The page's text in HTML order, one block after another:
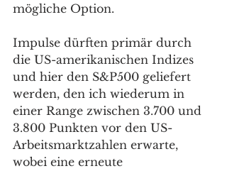
mögliche Option.
Impulse dürften primär durch
die US-amerikanischen Indizes
und hier den S&P500 geliefert
werden, den ich wiederum in
einer Range zwischen 3.700 und
3.800 Punkten vor den US-
Arbeitsmarktzahlen erwarte,
wobei eine erneute